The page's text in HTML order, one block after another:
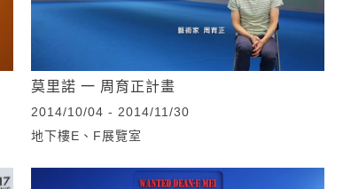
莫里諾 一 周育正計畫
2014/10/04 - 2014/11/30
地下樓E、F展覽室